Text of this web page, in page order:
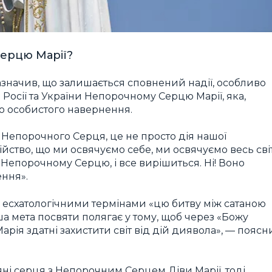
Марії?
що залишається сповнений надії, особливо
та України Непорочному Серцю Марії, яка,
особистого навернення.
Серця, це не просто дія нашої
що ми освячуємо себе, ми освячуємо весь
Серцю, і все вирішиться. Ні! Воно
термінами «цю битву між сатаною
мета посвяти полягає у тому, щоб через «Божу
здатні захистити світ від дій диявола», —